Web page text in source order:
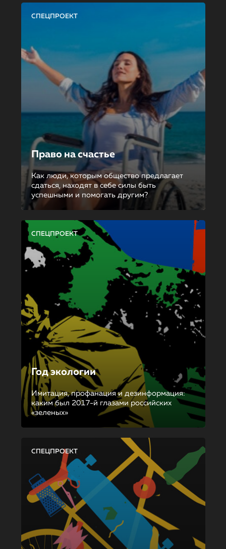
СПЕЦПРОЕКТ
Право на счастье
Как люди, которым общество предлагает
сдаться, находят в себе силы быть
успешными и помогать другим?
СПЕЦПРОЕКТ
Год экологии
Имитация, профанация и дезинформация:
каким был 2017-й глазами российских
«зеленых»
СПЕЦПРОЕКТ